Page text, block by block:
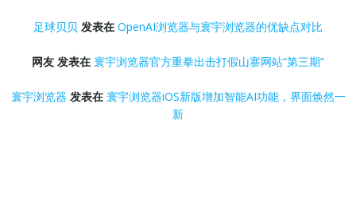
足球贝贝 发表在 OpenAI浏览器与寰宇浏览器的优缺点对比
网友 发表在 寰宇浏览器官方重拳出击打假山寨网站“第三期”
寰宇浏览器 发表在 寰宇浏览器iOS新版增加智能AI功能，界面焕然一
新